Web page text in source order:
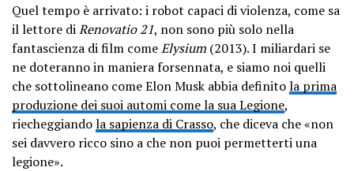
Quel tempo è arrivato: i robot capaci di violenza, come sa
il lettore diRenovatio 21, non sono più solo nella
fantascienza di film comeElysium (2013). I miliardari se
ne doteranno in maniera forsennata, e siamo noi quelli
che sottolineano come Elon Musk abbia definitola prima
produzione dei suoi automi come la sua Legione,
riecheggiandola sapienza di Crasso, che diceva che «non
sei davvero ricco sino a che non puoi permetterti una
legione».